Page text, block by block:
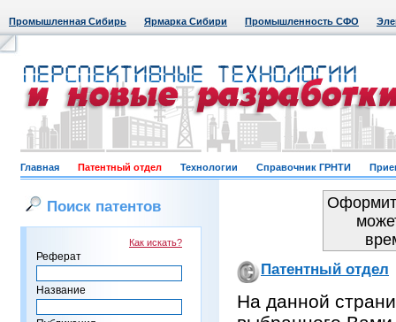
Промышленная Сибирь Ярмарка Сибири Промышленность СФО
Главная Патентный отдел Технологии Справочник ГРНТИ
Поиск патентов
Как искать?
Реферат
Название
Патентный отдел
На данной